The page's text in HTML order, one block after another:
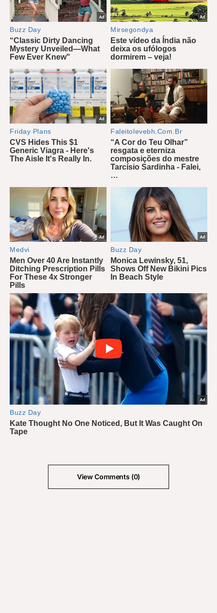
View Comments (0)